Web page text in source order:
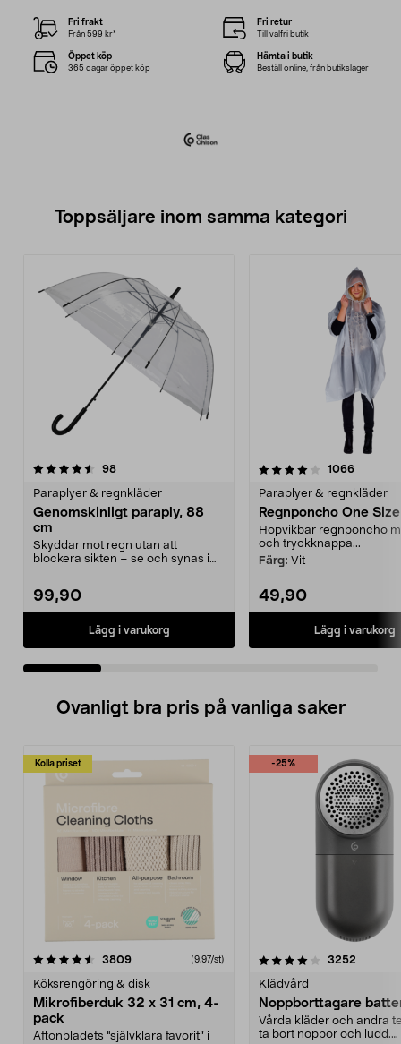
Fri frakt
Från 599 kr*
Fri retur
Till valfri butik
Öppet köp
365 dagar öppet köp
Hämta i butik
Beställ online, från butikslager
Toppsäljare inom samma kategori
98recensioner
Paraplyer & regnkläder
Genomskinligt paraply, 88
cm
Skyddar mot regn utan att
blockera sikten – se och synas i
99,90
Lägg i varukorg
4.0 av 5 stjärnor 1066
Paraplyer & regnkläder
Regnponcho One Size
Hopvikbar regnponcho
och tryckknappa...
Färg: Vit
49,90
Lägg i varukorg
4.0 av 5 stjärnor
Ovanligt bra pris på vanliga saker
Kolla priset
3809recensioner (9,97/st)
Köksrengöring & disk
Mikrofiberduk 32 x 31 cm, 4-
pack
Aftonbladets "självklara favorit” i
-25%
4.0av 5 stjärnor 3252
Klädvård
Noppborttagare
Vårda kläder och andra
ta bort noppor och ludd.
4.5av 5 stjärnor